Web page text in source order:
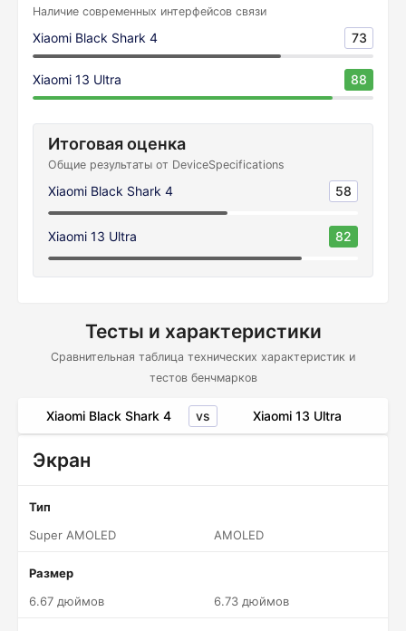
Наличие современных интерфейсов связи
Xiaomi Black Shark 4 73
Xiaomi 13 Ultra 88
Итоговая оценка
Общие результаты от DeviceSpecifications
Xiaomi Black Shark 4 58
Xiaomi 13 Ultra 82
Тесты и характеристики
Сравнительная таблица технических характеристик и
тестов бенчмарков
Xiaomi Black Shark 4 vs Xiaomi 13 Ultra
Экран
Тип
Super AMOLED
AMOLED
Размер
6.67 дюймов
6.73 дюймов